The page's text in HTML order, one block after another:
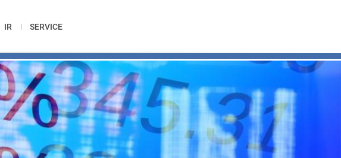
IR SERVICE